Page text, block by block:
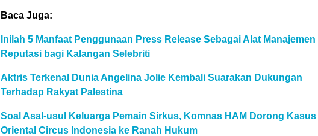
Baca Juga:
Inilah 5 Manfaat Penggunaan Press Release Sebagai Alat Manajemen
Reputasi bagi Kalangan Selebriti
Aktris Terkenal Dunia Angelina Jolie Kembali Suarakan Dukungan
Terhadap Rakyat Palestina
Soal Asal-usul Keluarga Pemain Sirkus, Komnas HAM Dorong Kasus
Oriental Circus Indonesia ke Ranah Hukum